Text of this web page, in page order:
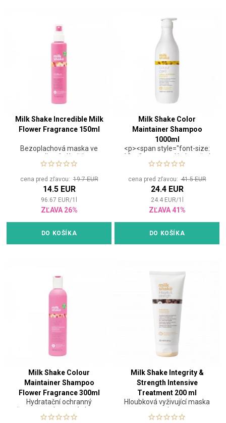
Milk Shake Incredible Milk
Flower Fragrance 150ml
Bezoplachová maska ve
spreji s vůní květin
cena pred zľavou:19.7 EUR
14.5 EUR
96.67 EUR/1
ZĽAVA 26%
DO KOŠÍKA
Milk Shake Color
Maintainer Shampoo
1000ml
<p><span style="font-size:
12pt;"><strong>Hydratačný
ochranný šampón na
</span> <html><p><span
style="font-size:
12pt;">Jemne čistiaci
šampón, ktorý udržuje
vitalitu farbených vlasov a
predlžuje životnosť farby.
</span> Obsahuje mliečne
proteíny, ktoré hĺbkovo
reštrukturalizujú vlasy a
farby. </span>
cena pred zľavou:41.5 EUR
24.4 EUR
24.4 EUR/1
ZĽAVA 41%
DO KOŠÍKA
Milk Shake Colour
Maintainer Shampoo
Flower Fragrance 300ml
Hydratační ochranný
šampon na barvené vlasy s
vůní květin
Milk Shake Integrity &
Strength Intensive
Treatment 200 ml
Hloubková vyživující maska
na vlasy